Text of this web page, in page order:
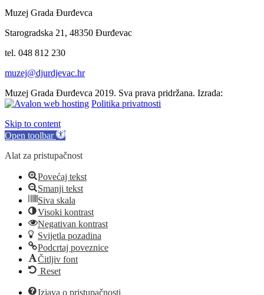
Muzej Grada Đurđevca
Starogradska 21, 48350 Đurđevac
tel. 048 812 230
muzej@djurdjevac.hr
Muzej Grada Đurđevca 2019. Sva prava pridržana. Izrada:
Politika privatnosti
Skip to content
Open toolbar
Alat za pristupačnost
Povećaj tekst
Smanji tekst
Siva skala
Visoki kontrast
Negativan kontrast
Svijetla pozadina
Podcrtaj poveznice
Čitljiv font
Reset
Izjava o pristupačnosti